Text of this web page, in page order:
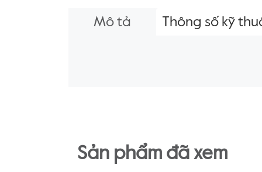
Mô tả Thông số kỹ
Sản phẩm đã xem